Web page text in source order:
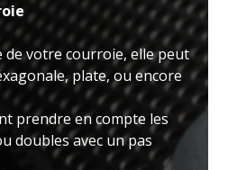
de votre courroie, elle peut
plate, ou encore
prendre en compte les
doubles avec un pas